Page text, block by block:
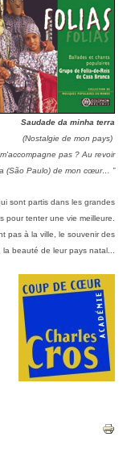
Saudade da minha terra
(Nostalgie de mon pays)
pas ? Au revoir
(São Paulo) de mon cœur… ”
sont partis dans les grandes
pour tenter une vie meilleure.
pas à la ville, le souvenir des
beauté de leur pays natal...